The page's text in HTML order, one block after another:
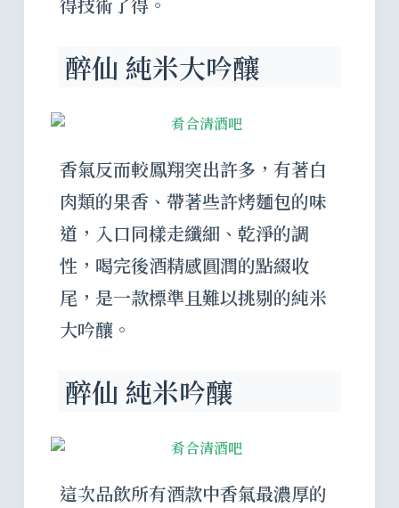
醉仙 純米大吟釀
香氣反而較鳳翔突出許多，有著白
肉類的果香、帶著些許烤麵包的味
道，入口同樣走纖細、乾淨的調
性，喝完後酒精感圓潤的點綴收
尾，是一款標準且難以挑剔的純米
大吟釀。
醉仙 純米吟釀
這次品飲所有酒款中香氣最濃厚的